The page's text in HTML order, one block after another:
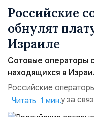
Российские
обнулят
Израиле
Сотовые операторы
находящихся в
Российские
обнуляют плату за
находятся в Израиле,
Читать 1 мин.